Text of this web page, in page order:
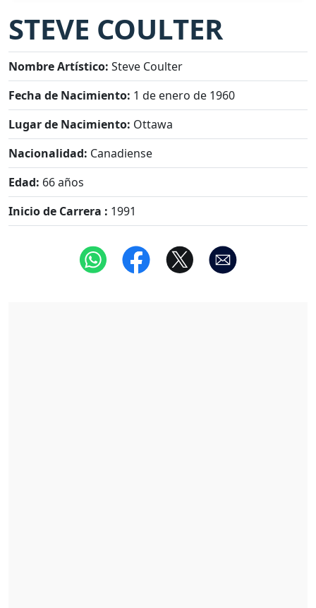
STEVE COULTER
Nombre Artístico: Steve Coulter
Fecha de Nacimiento: 1 de enero de 1960
Lugar de Nacimiento: Ottawa
Nacionalidad: Canadiense
Edad: 66 años
Inicio de Carrera : 1991